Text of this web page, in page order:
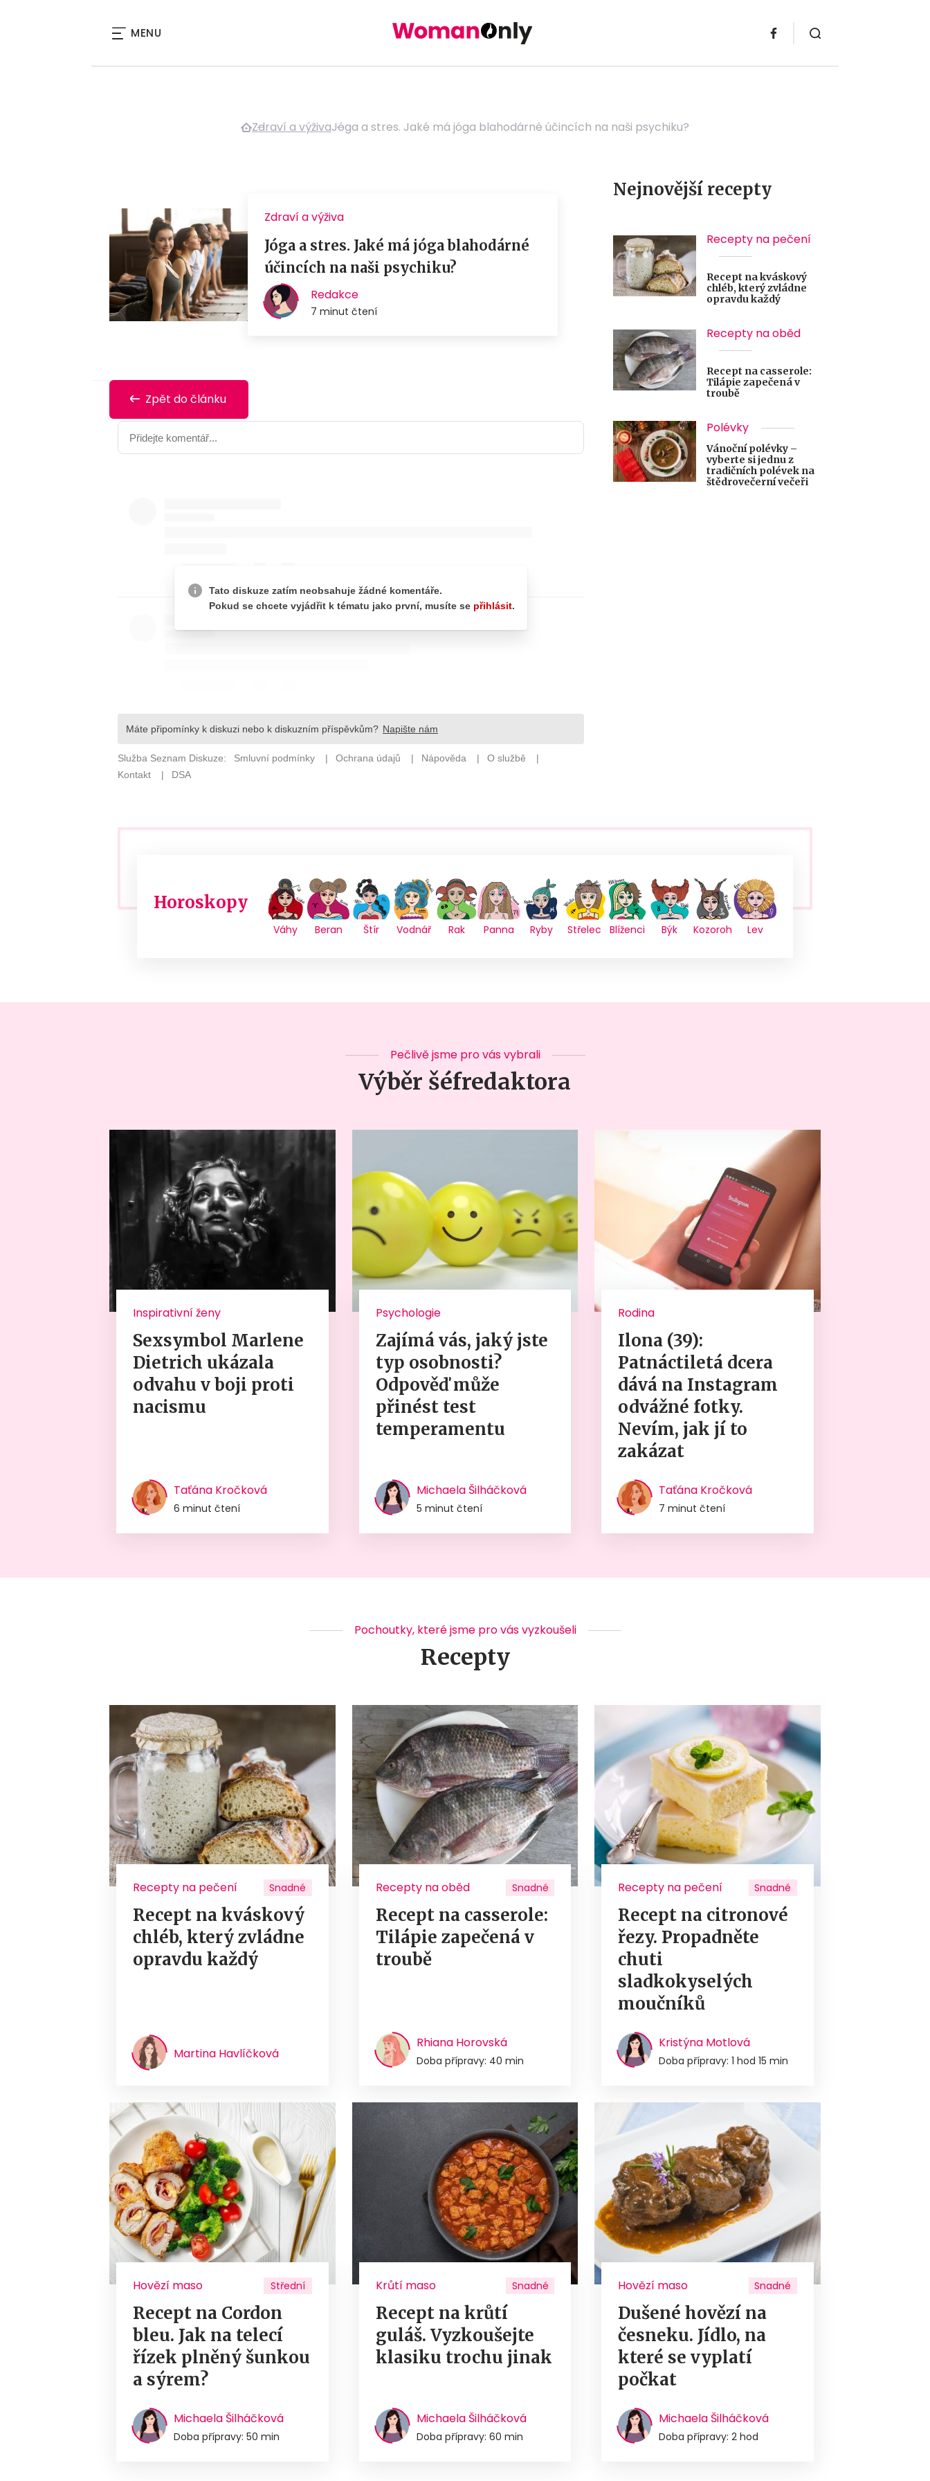
MENU
Zdraví a výživaJóga a stres. Jaké má jóga blahodárné účincích na naši psychiku?
Zpět do článku
Nejnovější recepty
Recepty na pečení
Recept na kváskový
chléb, který zvládne
opravdu každý
Recepty na oběd
Recept na casserole:
Tilápie zapečená v
troubě
Polévky
Vánoční polévky –
vyberte si jednu z
tradičních polévek na
štědrovečerní večeři
Horoskopy
Váhy Beran Štír Vodnář Rak Panna Ryby Střelec Blíženci Býk Kozoroh Lev
Pečlivě jsme pro vás vybrali
Výběr šéfredaktora
Inspirativní ženy
Sexsymbol Marlene
Dietrich ukázala
odvahu v boji proti
nacismu
Taťána Kročková
6 minut čtení
Psychologie
Zajímá vás, jaký jste
typ osobnosti?
Odpověď může
přinést test
temperamentu
Michaela Šilháčková
5 minut čtení
Rodina
Ilona (39):
Patnáctiletá dcera
dává na Instagram
odvážné fotky.
Nevím, jak jí to
zakázat
Taťána Kročková
7 minut čtení
Pochoutky, které jsme pro vás vyzkoušeli
Recepty
Recepty na pečení Snadné
Recept na kváskový
chléb, který zvládne
opravdu každý
Martina Havlíčková
Recepty na oběd Snadné
Recept na casserole:
Tilápie zapečená v
troubě
Rhiana Horovská
Doba přípravy: 40 min
Recepty na pečení Snadné
Recept na citronové
řezy. Propadněte
chuti
sladkokyselých
moučníků
Kristýna Motlová
Doba přípravy: 1 hod 15 min
Hovězí maso Střední
Recept na Cordon
bleu. Jak na telecí
řízek plněný šunkou
a sýrem?
Michaela Šilháčková
Doba přípravy: 50 min
Krůtí maso Snadné
Recept na krůtí
guláš. Vyzkoušejte
klasiku trochu jinak
Michaela Šilháčková
Doba přípravy: 60 min
Hovězí maso Snadné
Dušené hovězí na
česneku. Jídlo, na
které se vyplatí
počkat
Michaela Šilháčková
Doba přípravy: 2 hod